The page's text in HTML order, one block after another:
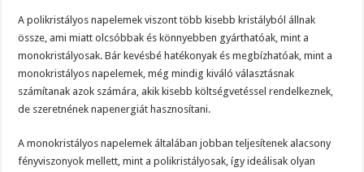
A polikristályos napelemek viszont több kisebb kristályból állnak
össze, ami miatt olcsóbbak és könnyebben gyárthatóak, mint a
monokristályosak. Bár kevésbé hatékonyak és megbízhatóak, mint a
monokristályos napelemek, még mindig kiváló választásnak
számítanak azok számára, akik kisebb költségvetéssel rendelkeznek,
de szeretnének napenergiát hasznosítani.
A monokristályos napelemek általában jobban teljesítenek alacsony
fényviszonyok mellett, mint a polikristályosak, így ideálisak olyan